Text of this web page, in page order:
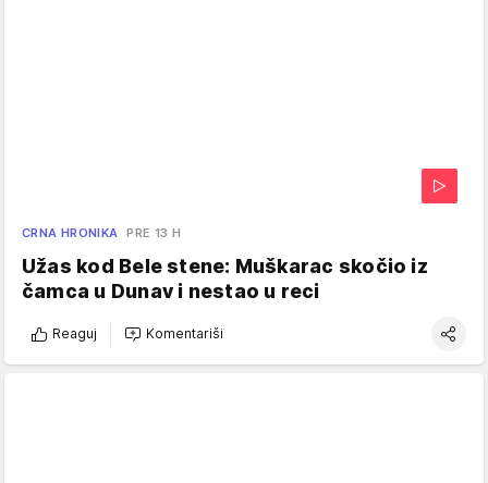
CRNA HRONIKA PRE 13 H
Užas kod Bele stene: Muškarac skočio iz
čamca u Dunav i nestao u reci
Reaguj Komentariši